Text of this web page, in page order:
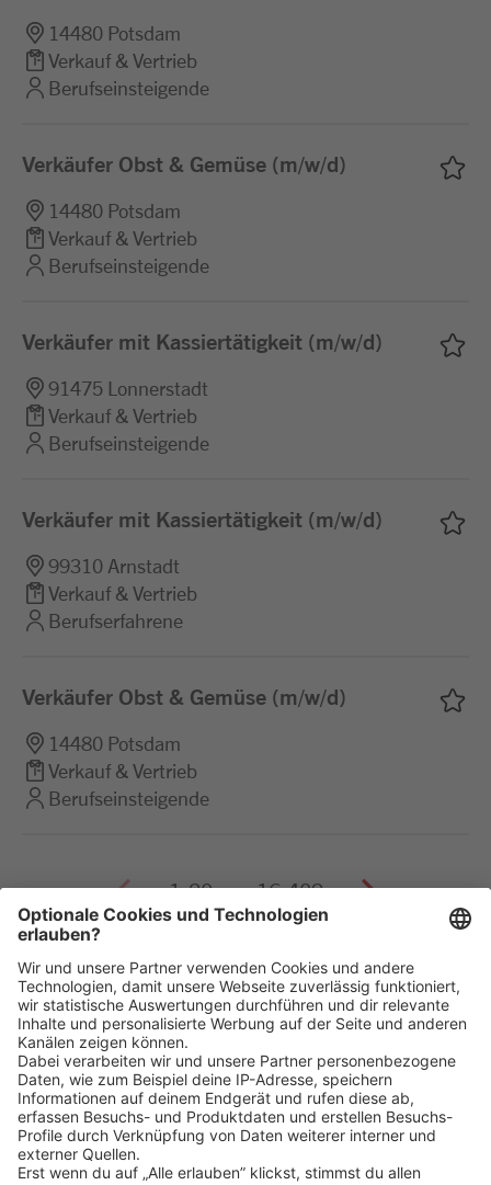
14480 Potsdam
Verkauf & Vertrieb
Berufseinsteigende
Verkäufer Obst & Gemüse (m/w/d)
14480 Potsdam
Verkauf & Vertrieb
Berufseinsteigende
Verkäufer mit Kassiertätigkeit (m/w/d)
91475 Lonnerstadt
Verkauf & Vertrieb
Berufseinsteigende
Verkäufer mit Kassiertätigkeit (m/w/d)
99310 Arnstadt
Verkauf & Vertrieb
Berufserfahrene
Verkäufer Obst & Gemüse (m/w/d)
14480 Potsdam
Verkauf & Vertrieb
Berufseinsteigende
1-20 von 16.409